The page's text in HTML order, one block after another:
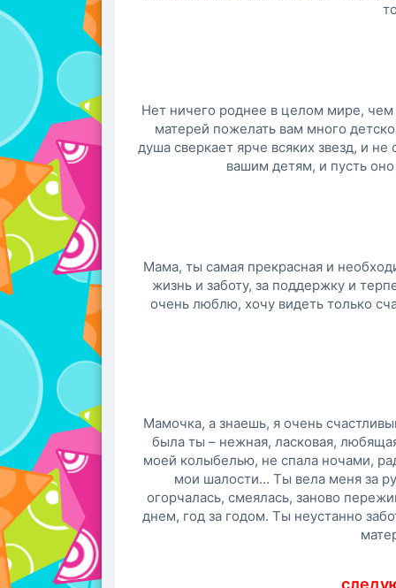
Нет ничего роднее в целом мире, чем
матерей пожелать вам много
душа сверкает ярче всяких звезд, и
вашим детям, и пусть
Мама, ты самая прекрасная и
жизнь и заботу, за поддержку и
очень люблю, хочу видеть только
Мамочка, а знаешь, я очень
была ты – нежная, ласковая,
моей колыбелью, не спала ночами,
мои шалости… Ты вела меня за
огорчалась, смеялась, заново
днем, год за годом. Ты неустанно